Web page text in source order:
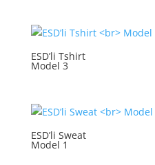
ESD’li Tshirt
Model 3
ESD’li Sweat
Model 1